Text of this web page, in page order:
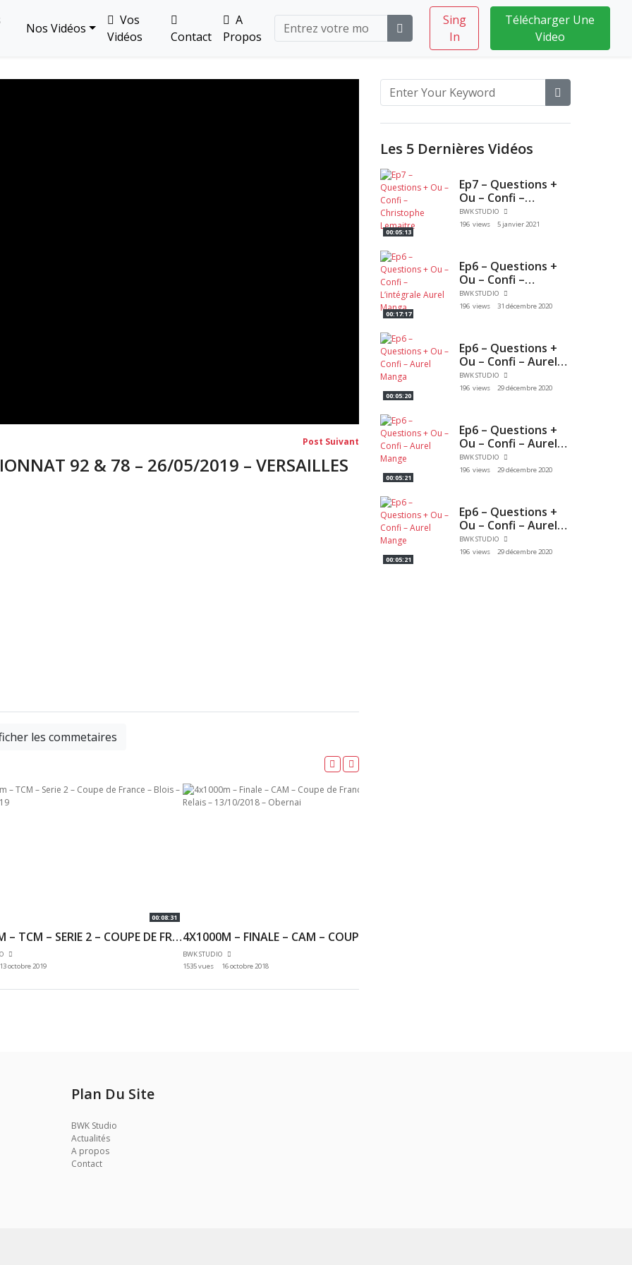
Nos Vidéos
Vos
Vidéos
Contact
A
Propos
Sing
In
Télécharger Une
Video
Post Suivant
suivant:
92 & 78 – 26/05/2019 – VERSAILLES
les commetaires
00:08:31
4X800M – TCM – SERIE 2 – COUPE DE FRANCE – BLOIS – 12/10/2019
13 octobre 2019
BWK STUDIO
1535 vues
16 octobre 2018
Les 5 Dernières Vidéos
00:05:13
Ep7 – Questions +
Ou – Confi –
Christophe
Lemaitre
BWK STUDIO
196 views
5 janvier 2021
00:17:17
Ep6 – Questions +
Ou – Confi –
L’intégrale Aurel
Manga
BWK STUDIO
196 views
31 décembre 2020
00:05:20
Ep6 – Questions +
Ou – Confi – Aurel
Manga
BWK STUDIO
196 views
29 décembre 2020
00:05:21
Ep6 – Questions +
Ou – Confi – Aurel
Mange
BWK STUDIO
196 views
29 décembre 2020
00:05:21
Ep6 – Questions +
Ou – Confi – Aurel
Mange
BWK STUDIO
196 views
29 décembre 2020
Plan Du Site
BWK Studio
Actualités
A propos
Contact